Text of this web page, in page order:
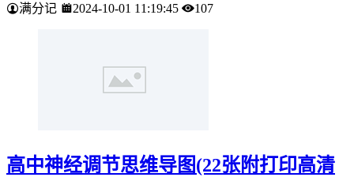
满分记 2024-10-01 11:19:45 107
高中神经调节思维导图(22张附打印高清